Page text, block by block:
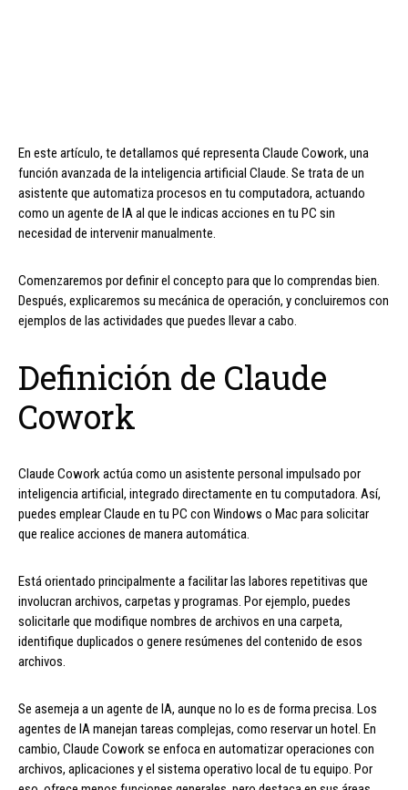
En este artículo, te detallamos qué representa Claude Cowork, una
función avanzada de la inteligencia artificial Claude. Se trata de un
asistente que automatiza procesos en tu computadora, actuando
como un agente de IA al que le indicas acciones en tu PC sin
necesidad de intervenir manualmente.
Comenzaremos por definir el concepto para que lo comprendas bien.
Después, explicaremos su mecánica de operación, y concluiremos con
ejemplos de las actividades que puedes llevar a cabo.
Definición de Claude
Cowork
Claude Cowork actúa como un asistente personal impulsado por
inteligencia artificial, integrado directamente en tu computadora. Así,
puedes emplear Claude en tu PC con Windows o Mac para solicitar
que realice acciones de manera automática.
Está orientado principalmente a facilitar las labores repetitivas que
involucran archivos, carpetas y programas. Por ejemplo, puedes
solicitarle que modifique nombres de archivos en una carpeta,
identifique duplicados o genere resúmenes del contenido de esos
archivos.
Se asemeja a un agente de IA, aunque no lo es de forma precisa. Los
agentes de IA manejan tareas complejas, como reservar un hotel. En
cambio, Claude Cowork se enfoca en automatizar operaciones con
archivos, aplicaciones y el sistema operativo local de tu equipo. Por